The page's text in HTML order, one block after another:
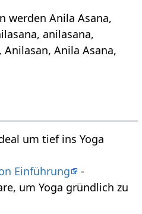
werden Anila Asana,
anilasana,
Anila Asana,
um tief ins Yoga
Einführung
-
um Yoga gründlich zu